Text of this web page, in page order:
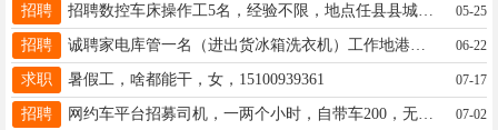
招聘 招聘数控车床操作工5名，经验不限，地点任县县城联系电话13373095222 05-25
招聘 诚聘家电库管一名（进出货冰箱洗衣机）工作地港口大街酵母厂，有公休，底薪+单件补贴。有意者联系18331939985 06-22
求职 暑假工，啥都能干，女，15100939361 07-17
招聘 网约车平台招募司机，一两个小时，自带车200，无车150，要求驾龄三年以上，详情V15690382111 07-02